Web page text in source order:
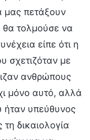
μας πετάξουν
θα τολμούσε να
είπε ότι η
σχετιζόταν με
ανθρώπους
μόνο αυτό, αλλά
ήταν υπεύθυνος
δικαιολογία